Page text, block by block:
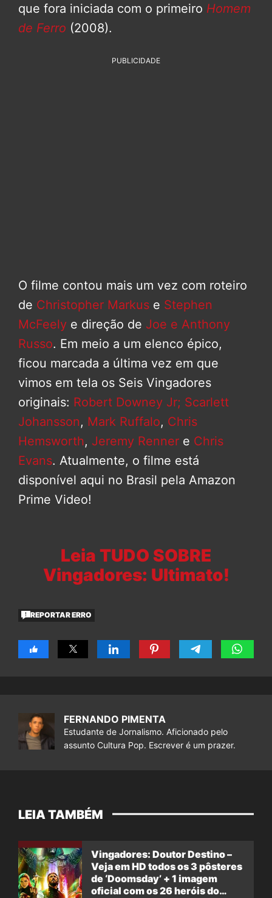
que fora iniciada com o primeiro Homem
de Ferro (2008).
PUBLICIDADE
O filme contou mais um vez com roteiro
de Christopher Markus e Stephen
McFeely e direção de Joe e Anthony
Russo. Em meio a um elenco épico,
ficou marcada a última vez em que
vimos em tela os Seis Vingadores
originais: Robert Downey Jr; Scarlett
Johansson, Mark Ruffalo, Chris
Hemsworth, Jeremy Renner e Chris
Evans. Atualmente, o filme está
disponível aqui no Brasil pela Amazon
Prime Video!
Leia TUDO SOBRE
Vingadores: Ultimato!
REPORTAR ERRO
FERNANDO PIMENTA
Estudante de Jornalismo. Aficionado pelo
assunto Cultura Pop. Escrever é um prazer.
LEIA TAMBÉM
Vingadores: Doutor Destino –
Veja em HD todos os 3 pôsteres
de ‘Doomsday’ + 1 imagem
oficial com os 26 heróis do